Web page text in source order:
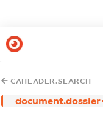
CAHEADER.SEARCH
document.dossier